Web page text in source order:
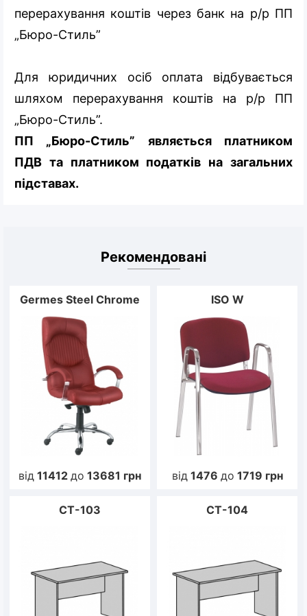
перерахування коштів через банк на р/р ПП
„Бюро-Стиль”
Для юридичних осіб оплата відбувається
шляхом перерахування коштів на р/р ПП
„Бюро-Стиль”.
ПП „Бюро-Стиль” являється платником
ПДВ та платником податків на загальних
підставах.
Рекомендовані
Germes Steel Chrome
від 11412 до 13681 грн
ISO W
від 1476 до 1719 грн
СТ-103 СТ-104